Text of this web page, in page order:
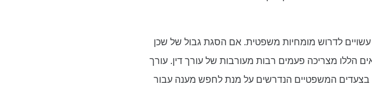
עשויים לדרוש מומחיות משפטית. אם הסגת גבול של שכן
הללו מצריכה פעמים רבות מעורבות של עורך דין. עורך
בצעדים המשפטיים הנדרשים על מנת לחפש מענה עבור